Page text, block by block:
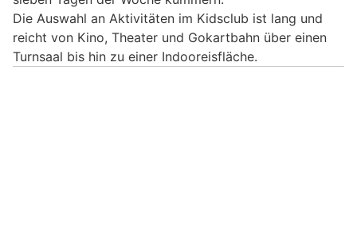
Die Auswahl an Aktivitäten im Kidsclub ist lang und
reicht von Kino, Theater und Gokartbahn über einen
Turnsaal bis hin zu einer Indooreisfläche.